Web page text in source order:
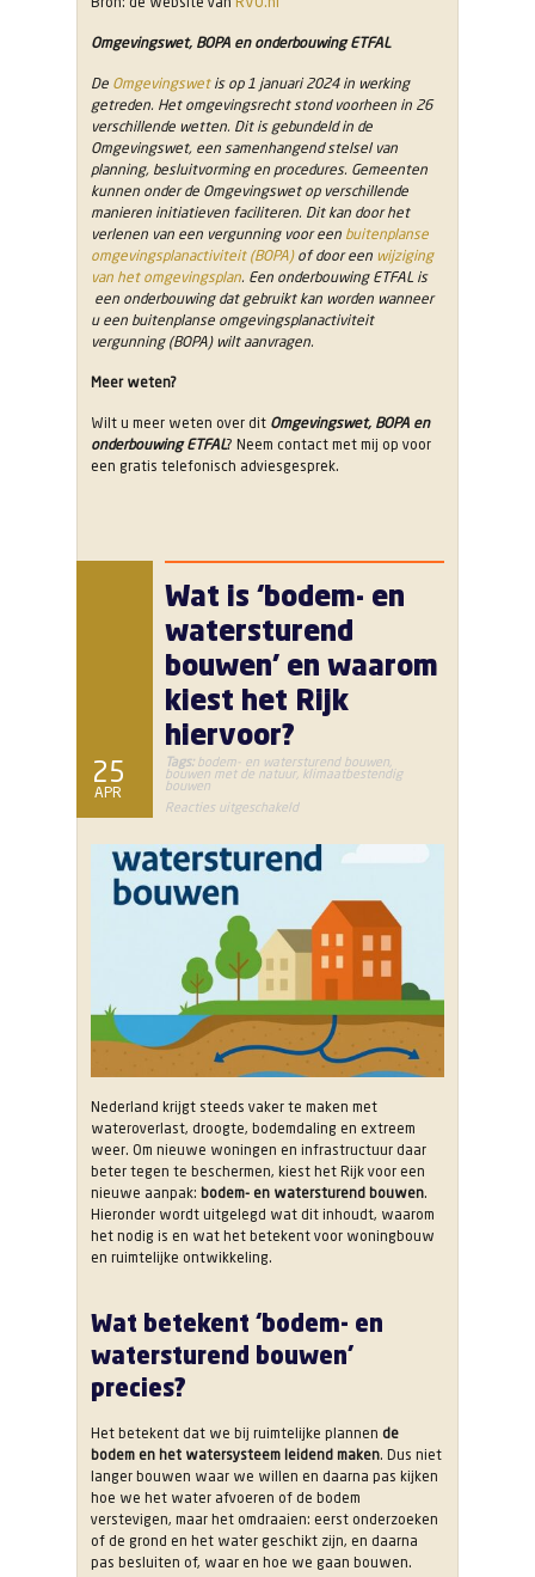
Omgevingswet, BOPA en onderbouwing ETFAL
De Omgevingswet is op 1 januari 2024 in werking
getreden. Het omgevingsrecht stond voorheen in 26
verschillende wetten. Dit is gebundeld in de
Omgevingswet, een samenhangend stelsel van
planning, besluitvorming en procedures. Gemeenten
kunnen onder de Omgevingswet op verschillende
manieren initiatieven faciliteren. Dit kan door het
verlenen van een vergunning voor een buitenplanse
omgevingsplanactiviteit (BOPA)of door een wijziging
van het omgevingsplan. Een onderbouwing ETFAL is
een onderbouwing dat gebruikt kan worden wanneer
u een buitenplanse omgevingsplanactiviteit
vergunning (BOPA) wilt aanvragen.
Meer weten?
Wilt u meer weten over dit Omgevingswet, BOPA en
onderbouwing ETFAL? Neem contact met mij op voor
een gratis telefonisch adviesgesprek.
25
APR
Wat is ‘bodem- en
watersturend
bouwen’ en waarom
kiest het Rijk
hiervoor?
Tags: bodem- en watersturend bouwen
bouwen met de natuur, klimaatbestendig
bouwen
Reacties uitgeschakeldvoor
‘bodem-
en
watersturend
waarom
kiest
het
hiervoor?
Nederland krijgt steeds vaker te maken met
wateroverlast, droogte, bodemdaling en extreem
weer. Om nieuwe woningen en infrastructuur daar
beter tegen te beschermen, kiest het Rijk voor een
nieuwe aanpak: bodem- en watersturend bouwen.
Hieronder wordt uitgelegd wat dit inhoudt, waarom
het nodig is en wat het betekent voor woningbouw
en ruimtelijke ontwikkeling.
Wat betekent ‘bodem- en
watersturend bouwen’
precies?
Het betekent dat we bij ruimtelijke plannen de
bodem en het watersysteem leidend maken. Dus niet
langer bouwen waar we willen en daarna pas kijken
hoe we het water afvoeren of de bodem
verstevigen, maar het omdraaien: eerst onderzoeken
of de grond en het water geschikt zijn, en daarna
pas besluiten of, waar en hoe we gaan bouwen.